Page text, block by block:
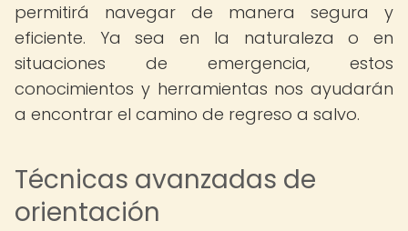
permitirá navegar de manera segura y
eficiente. Ya sea en la naturaleza o en
situaciones de emergencia, estos
conocimientos y herramientas nos ayudarán
a encontrar el camino de regreso a salvo.
Técnicas avanzadas de
orientación